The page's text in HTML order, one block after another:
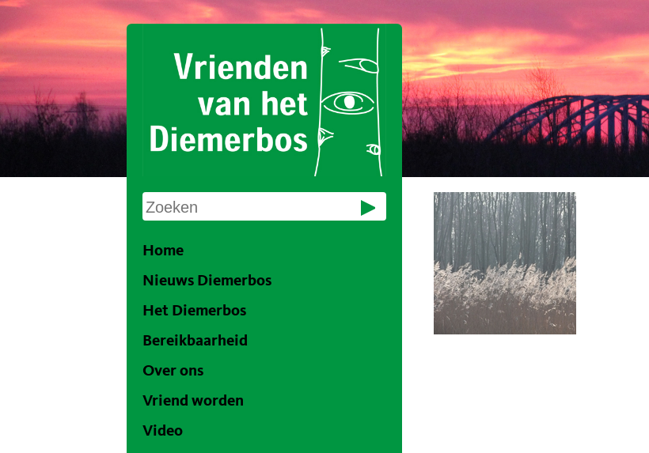
Home
Nieuws Diemerbos
Het Diemerbos
Bereikbaarheid
Over ons
Vriend worden
Video